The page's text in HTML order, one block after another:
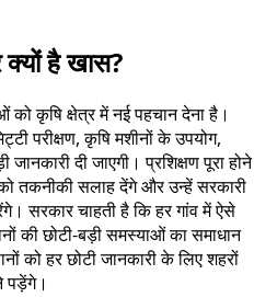
है खास?
को कृषि क्षेत्र में नई पहचान देना है।
परीक्षण, कृषि मशीनों के उपयोग,
दी जाएगी। प्रशिक्षण पूरा होने
तकनीकी सलाह देंगे और उन्हें सरकारी
सरकार चाहती है कि हर गांव में ऐसे
की छोटी-बड़ी समस्याओं का समाधान
को हर छोटी जानकारी के लिए शहरों
पड़ेंगे।